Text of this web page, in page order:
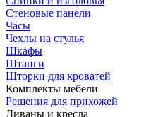
Стеновые панели
Часы
Чехлы на стулья
Шкафы
Штанги
Шторки для кроватей
Комплекты мебели
Решения для прихожей
Диваны и кресла